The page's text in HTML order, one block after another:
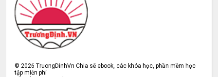
© 2026 TruongDinhVn Chia sẽ ebook, các khóa học, phần mềm học
tập miễn phí